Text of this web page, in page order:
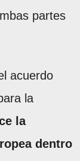
partes
acuerdo
la
la
dentro